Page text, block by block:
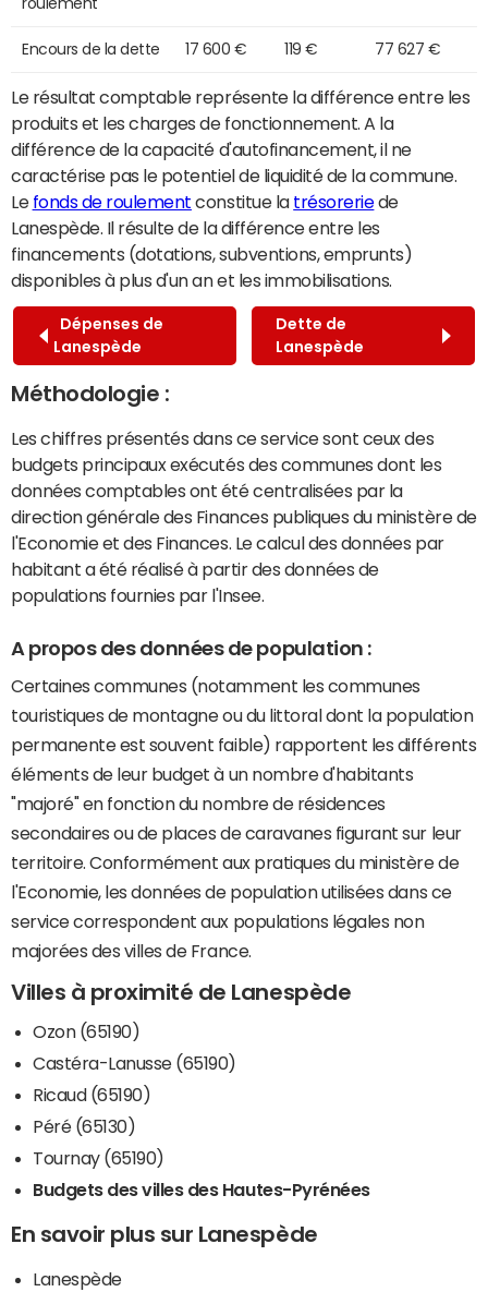
Encours de la dette 17 600 € 119 € 77 627 €
Le résultat comptable représente la différence entre les
produits et les charges de fonctionnement. A la
différence de la capacité d'autofinancement, il ne
caractérise pas le potentiel de liquidité de la commune.
Le fonds de roulement constitue la trésoreriede
Lanespède. Il résulte de la différence entre les
financements (dotations, subventions, emprunts)
disponibles à plus d'un an et les immobilisations.
Dépenses de
Lanespède
Dette de
Lanespède
Méthodologie :
Les chiffres présentés dans ce service sont ceux des
budgets principaux exécutés des communes dont les
données comptables ont été centralisées par la
direction générale des Finances publiques du ministère de
l'Economie et des Finances. Le calcul des données par
habitant a été réalisé à partir des données de
populations fournies par l'Insee.
A propos des données de population :
Certaines communes (notamment les communes
touristiques de montagne ou du littoral dont la population
permanente est souvent faible) rapportent les différents
éléments de leur budget à un nombre d'habitants
"majoré" en fonction du nombre de résidences
secondaires ou de places de caravanes figurant sur leur
territoire. Conformément aux pratiques du ministère de
l'Economie, les données de population utilisées dans ce
service correspondent aux populations légales non
majorées des villes de France.
Villes à proximité de Lanespède
Ozon (65190)
Castéra-Lanusse (65190)
Ricaud (65190)
Péré (65130)
Tournay (65190)
Budgets des villes des Hautes-Pyrénées
En savoir plus sur Lanespède
Lanespède